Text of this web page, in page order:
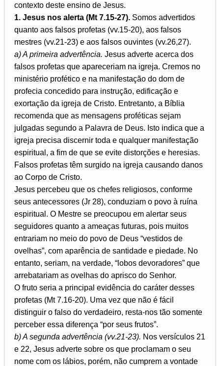
contexto deste ensino de Jesus.
1. Jesus nos alerta (Mt 7.15-27). Somos advertidos
quanto aos falsos profetas (vv.15-20), aos falsos
mestres (vv.21-23) e aos falsos ouvintes (vv.26,27).
a) A primeira advertência. Jesus adverte acerca dos
falsos profetas que apareceriam na igreja. Cremos no
ministério profético e na manifestação do dom de
profecia concedido para instrução, edificação e
exortação da igreja de Cristo. Entretanto, a Bíblia
recomenda que as mensagens proféticas sejam
julgadas segundo a Palavra de Deus. Isto indica que a
igreja precisa discernir toda e qualquer manifestação
espiritual, a fim de que se evite distorções e heresias.
Falsos profetas têm surgido na igreja causando danos
ao Corpo de Cristo.
Jesus percebeu que os chefes religiosos, conforme
seus antecessores (Jr 28), conduziam o povo à ruína
espiritual. O Mestre se preocupou em alertar seus
seguidores quanto a ameaças futuras, pois muitos
entrariam no meio do povo de Deus “vestidos de
ovelhas”, com aparência de santidade e piedade. No
entanto, seriam, na verdade, “lobos devoradores” que
arrebatariam as ovelhas do aprisco do Senhor.
O fruto seria a principal evidência do caráter desses
profetas (Mt 7.16-20). Uma vez que não é fácil
distinguir o falso do verdadeiro, resta-nos tão somente
perceber essa diferença “por seus frutos”.
b) A segunda advertência (vv.21-23). Nos versículos 21
e 22, Jesus adverte sobre os que proclamam o seu
nome com os lábios, porém, não cumprem a vontade